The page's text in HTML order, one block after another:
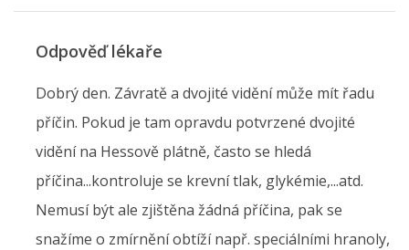
Odpověď lékaře
Dobrý den. Závratě a dvojité vidění může mít řadu
příčin. Pokud je tam opravdu potvrzené dvojité
vidění na Hessově plátně, často se hledá
příčina...kontroluje se krevní tlak, glykémie,...atd.
Nemusí být ale zjištěna žádná příčina, pak se
snažíme o zmírnění obtíží např. speciálními hranoly,